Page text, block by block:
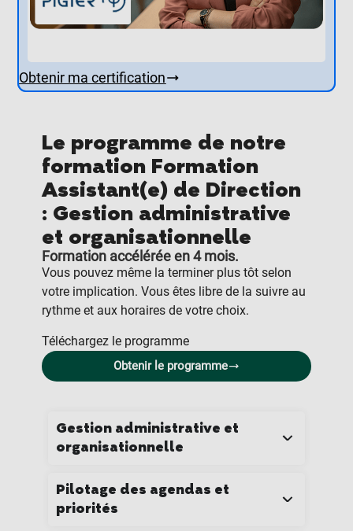
Obtenir ma certification
Le programme de notre
formation Formation
Assistant(e) de Direction
: Gestion administrative
et organisationnelle
Formation accélérée en 4 mois.
Vous pouvez même la terminer plus tôt selon
votre implication. Vous êtes libre de la suivre au
rythme et aux horaires de votre choix.
Téléchargez le programme
Obtenir le programme
Gestion administrative et
organisationnelle
Pilotage des agendas et
priorités